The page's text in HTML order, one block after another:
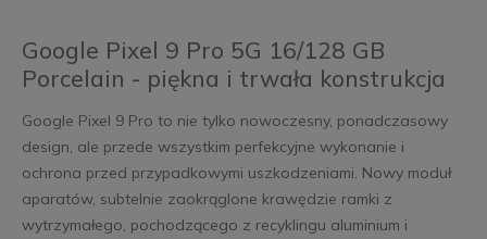
Google Pixel 9 Pro 5G 16/128 GB
Porcelain - piękna i trwała konstrukcja
Google Pixel 9 Pro to nie tylko nowoczesny, ponadczasowy
design, ale przede wszystkim perfekcyjne wykonanie i
ochrona przed przypadkowymi uszkodzeniami. Nowy moduł
aparatów, subtelnie zaokrąglone krawędzie ramki z
wytrzymałego, pochodzącego z recyklingu aluminium i